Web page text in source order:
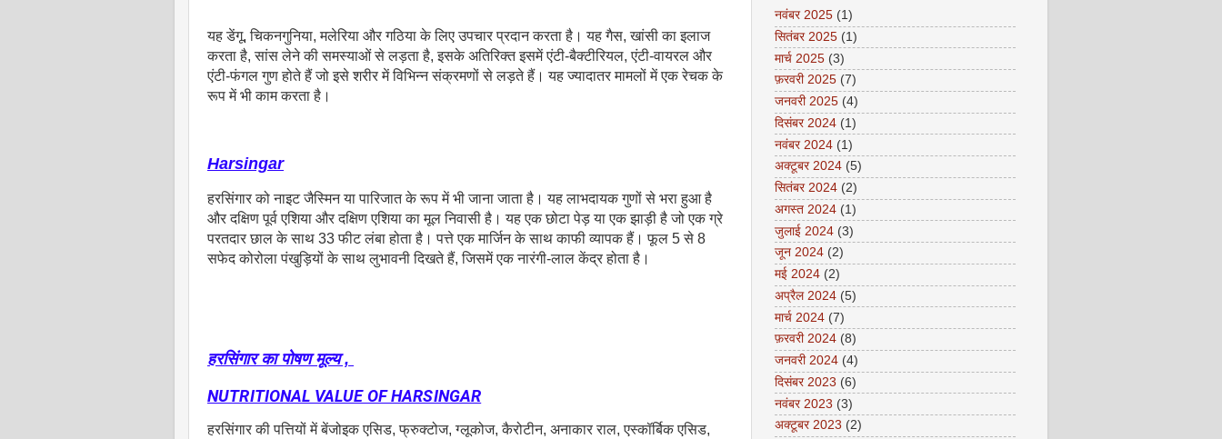
यह डेंगू, चिकनगुनिया, मलेरिया और गठिया के लिए उपचार प्रदान करता है। यह गैस, खांसी का इलाज
करता है, सांस लेने की समस्याओं से लड़ता है, इसके अतिरिक्त इसमें एंटी-बैक्टीरियल, एंटी-वायरल और
एंटी-फंगल गुण होते हैं जो इसे शरीर में विभिन्न संक्रमणों से लड़ते हैं। यह ज्यादातर मामलों में एक रेचक के
रूप में भी काम करता है।
Harsingar
हरसिंगार को नाइट जैस्मिन या पारिजात के रूप में भी जाना जाता है। यह लाभदायक गुणों से भरा हुआ है
और दक्षिण पूर्व एशिया और दक्षिण एशिया का मूल निवासी है। यह एक छोटा पेड़ या एक झाड़ी है जो एक ग्रे
परतदार छाल के साथ 33 फीट लंबा होता है। पत्ते एक मार्जिन के साथ काफी व्यापक हैं। फूल 5 से 8
सफेद कोरोला पंखुड़ियों के साथ लुभावनी दिखते हैं, जिसमें एक नारंगी-लाल केंद्र होता है।
हरसिंगार का पोषण मूल्य ,
NUTRITIONAL VALUE OF HARSINGAR
हरसिंगार की पत्तियों में बेंजोइक एसिड, फ्रुक्टोज, ग्लूकोज, कैरोटीन, अनाकार राल, एस्कॉर्बिक एसिड,
नवंबर 2025 (1)
सितंबर 2025 (1)
मार्च 2025 (3)
फ़रवरी 2025 (7)
जनवरी 2025 (4)
दिसंबर 2024 (1)
नवंबर 2024 (1)
अक्टूबर 2024 (5)
सितंबर 2024 (2)
अगस्त 2024 (1)
जुलाई 2024 (3)
जून 2024 (2)
मई 2024 (2)
अप्रैल 2024 (5)
मार्च 2024 (7)
फ़रवरी 2024 (8)
जनवरी 2024 (4)
दिसंबर 2023 (6)
नवंबर 2023 (3)
अक्टूबर 2023 (2)